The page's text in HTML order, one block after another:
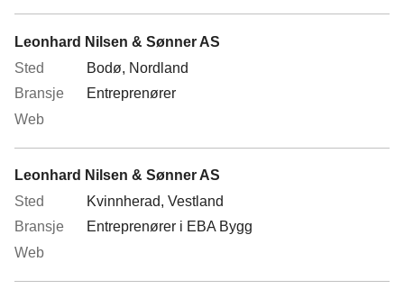
Leonhard Nilsen & Sønner AS
Bodø, Nordland
Entreprenører
Leonhard Nilsen & Sønner AS
Kvinnherad, Vestland
Entreprenører i EBA Bygg